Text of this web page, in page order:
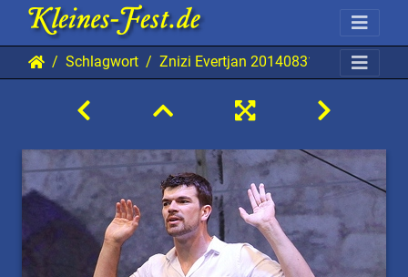
Schlagwort Znizi Evertjan 20140831 Mab AKu